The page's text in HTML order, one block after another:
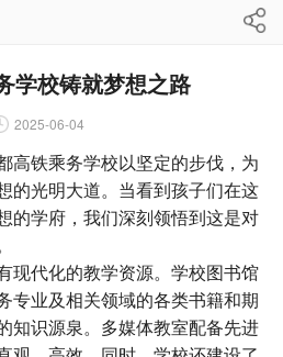
学校铸就梦想之路
2025-06-04
铁乘务学校以坚定的步伐，为
的光明大道。当看到孩子们在这
的学府，我们深刻领悟到这是对
代化的教学资源。学校图书馆
专业及相关领域的各类书籍和期
知识源泉。多媒体教室配备先进